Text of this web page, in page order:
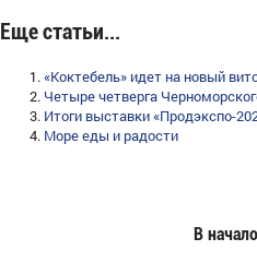
Еще статьи...
«Коктебель» идет на новый
Четыре четверга
Итоги выставки «Продэкспо-
Море еды и радости
В начало